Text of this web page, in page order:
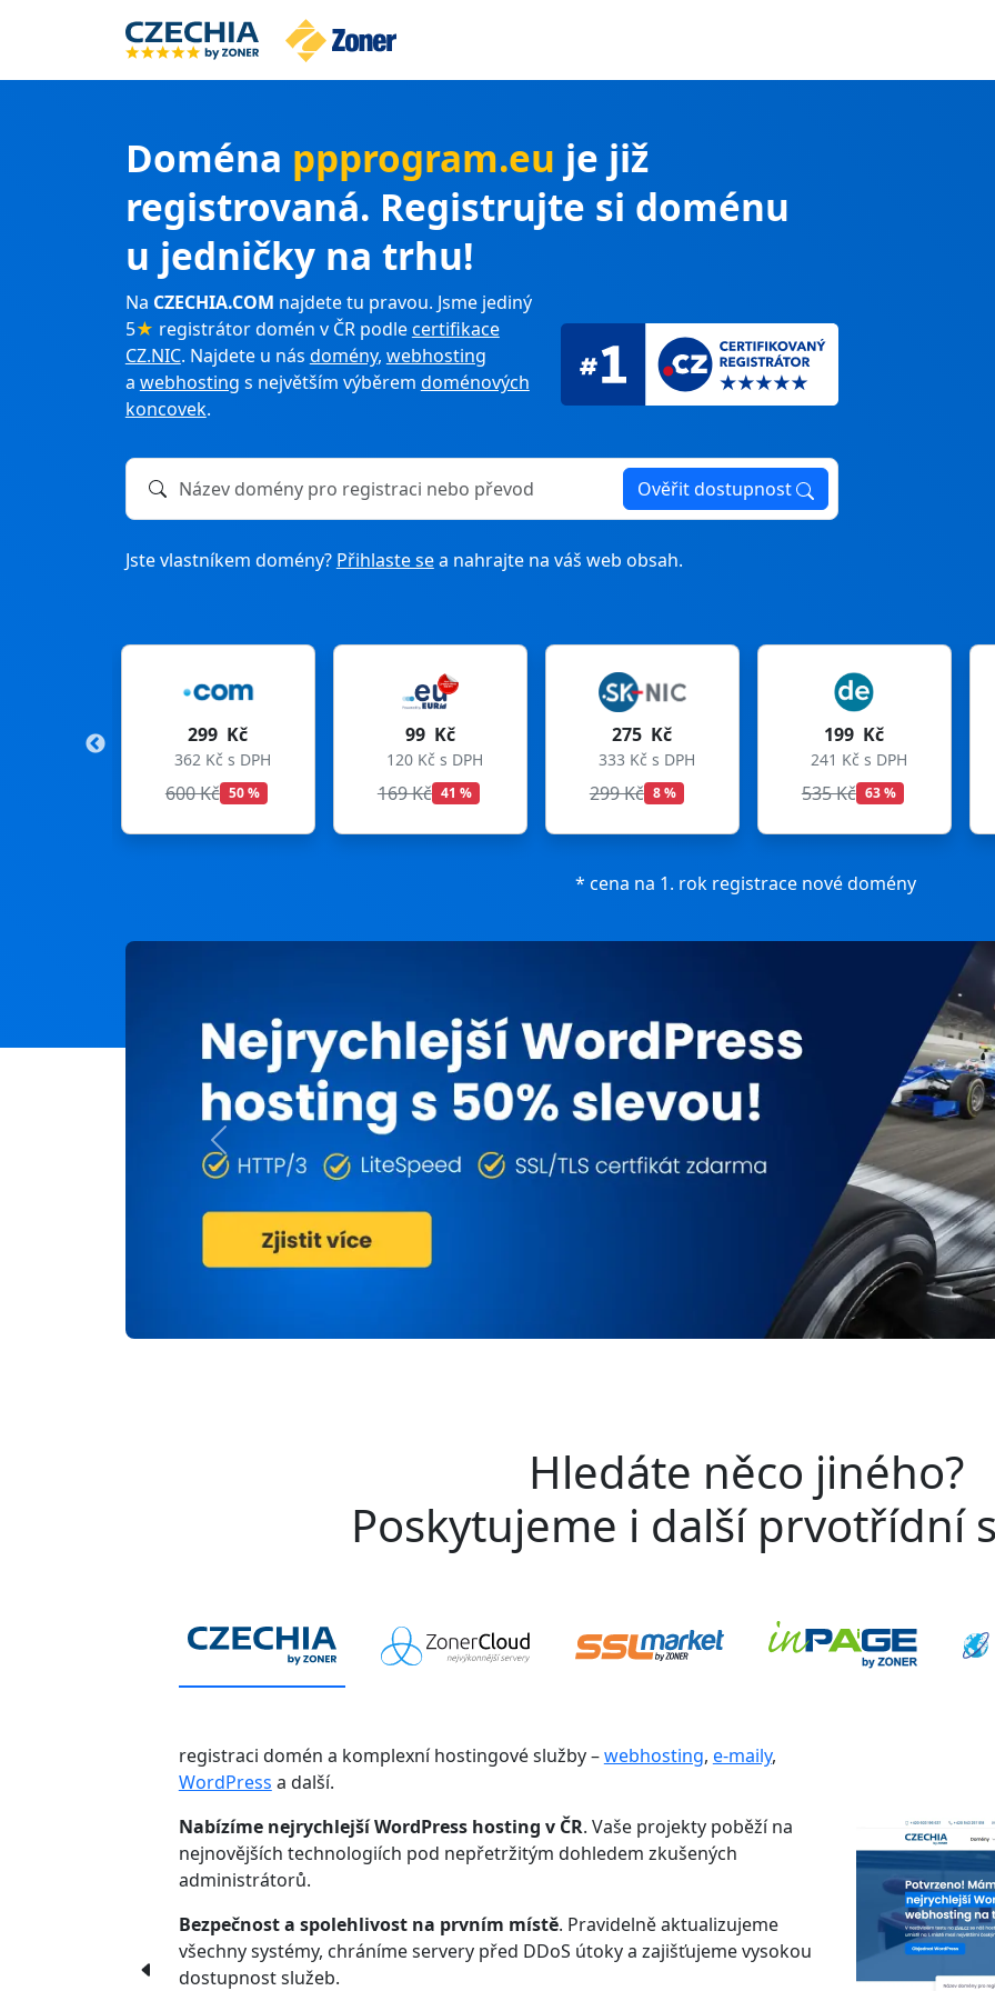
Doména ppprogram.eu je již
registrovaná. Registrujte si doménu
u jedničky na trhu!
Na CZECHIA.COM najdete tu pravou. Jsme jediný
5★ registrátor domén v ČR podlecertifikace
CZ.NIC. Najdete u nás domény, webhosting
a webhosting s největším výběrem doménových
koncovek.
Název domény k registraci nebo převodu Ověřit dostupnost
Jste vlastníkem domény? Přihlaste sea nahrajte na váš web obsah.
299 Kč
362 Kč s DPH 120 Kč s DPH
169 Kč
333 Kč s DPH
299 Kč
241 Kč s DPH
535 Kč
241 Kč s DPH
699 Kč
* cena na 1. rok registrace nové domény
Previous
Hledáte něco jiného?
Poskytujeme i další prvotřídní
registraci domén a komplexní hostingové služby –webhosting, e-maily,
WordPress a další.
Nabízíme nejrychlejší WordPress hosting v ČR. Vaše projekty poběží na
nejnovějších technologiích pod nepřetržitým dohledem zkušených
administrátorů.
Bezpečnost a spolehlivost na prvním místě. Pravidelně aktualizujeme
všechny systémy, chráníme servery před DDoS útoky a zajišťujeme vysokou
dostupnost služeb.